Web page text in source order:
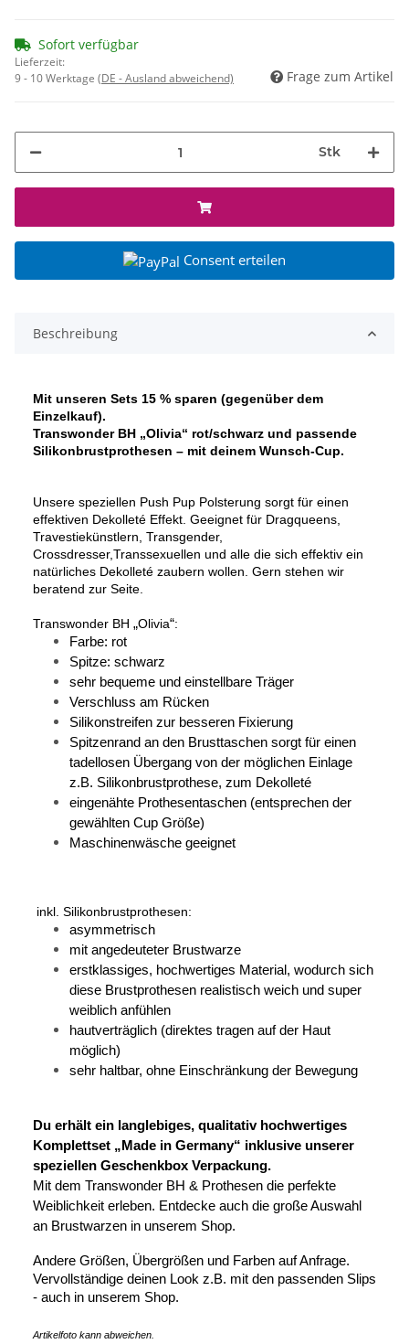
Sofort verfügbar
Lieferzeit:
9 - 10 Werktage (DE - Ausland abweichend) Frage zum Artikel
Stk
Consent erteilen
Beschreibung
Mit unseren Sets 15 % sparen (gegenüber dem
Einzelkauf).
Transwonder BH „Olivia“ rot/schwarz und passende
Silikonbrustprothesen – mit deinem Wunsch-Cup.
Unsere speziellen Push Pup Polsterung sorgt für einen
effektiven Dekolleté Effekt. Geeignet für Dragqueens,
Travestiekünstlern, Transgender,
Crossdresser,Transsexuellen und alle die sich effektiv ein
natürliches Dekolleté zaubern wollen. Gern stehen wir
beratend zur Seite.
Transwonder BH „Olivia“:
Farbe: rot
Spitze: schwarz
sehr bequeme und einstellbare Träger
Verschluss am Rücken
Silikonstreifen zur besseren Fixierung
Spitzenrand an den Brusttaschen sorgt für einen
tadellosen Übergang von der möglichen Einlage
z.B. Silikonbrustprothese, zum Dekolleté
eingenähte Prothesentaschen (entsprechen der
gewählten Cup Größe)
Maschinenwäsche geeignet
inkl. Silikonbrustprothesen:
asymmetrisch
mit angedeuteter Brustwarze
erstklassiges, hochwertiges Material, wodurch sich
diese Brustprothesen realistisch weich und super
weiblich anfühlen
hautverträglich (direktes tragen auf der Haut
möglich)
sehr haltbar, ohne Einschränkung der Bewegung
Du erhält ein langlebiges, qualitativ hochwertiges
Komplettset „Made in Germany“ inklusive unserer
speziellen Geschenkbox Verpackung.
Mit dem Transwonder BH & Prothesen die perfekte
Weiblichkeit erleben. Entdecke auch die große Auswahl
an Brustwarzen in unserem Shop.
Andere Größen, Übergrößen und Farben auf Anfrage.
Vervollständige deinen Look z.B. mit den passenden Slips
- auch in unserem Shop.
Artikelfoto kann abweichen.